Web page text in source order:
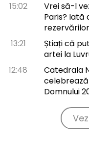
15:02
Vrei să-l
Paris? Iată
13:21
Știați că
artei la
12:48
Catedrala
Domnului